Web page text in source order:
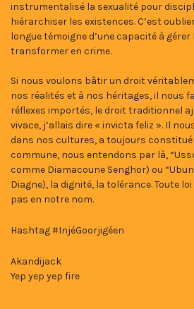
instrumentalisé la sexualité pour
hiérarchiser les existences. C’est
longue témoigne d’une capacité à
transformer en crime.
Si nous voulons bâtir un droit
nos réalités et à nos héritages, il nous
réflexes importés, le droit traditionnel
vivace, j’allais dire « invicta feliz ». Il
dans nos cultures, a toujours constitué
commune, nous entendons par là,
comme Diamacoune Senghor) ou
Diagne), la dignité, la tolérance. Toute
pas en notre nom.
Hashtag #InjéGoorjigéen
Akandijack
Yep yep yep fire